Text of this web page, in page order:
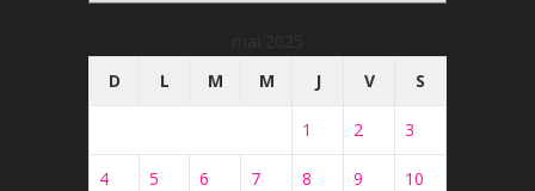
D
L M M J V S
1 2 3
4 5 6 7 8 9 10